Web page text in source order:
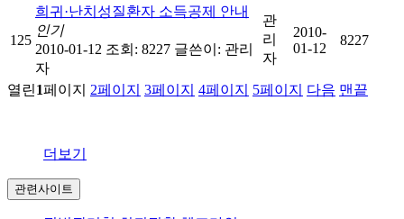
125
희귀·난치성질환자 소득공제 안내
인기
2010-01-12 조회: 8227 글쓴이: 관리
자
관
리
자
2010-
01-12
8227
열린1페이지 2페이지 3페이지 4페이지 5페이지 다음 맨끝
더보기
관련사이트